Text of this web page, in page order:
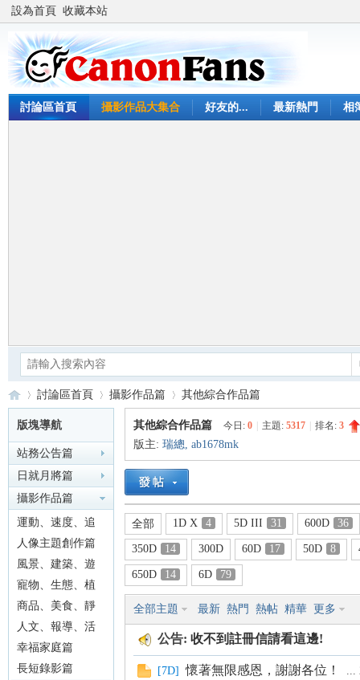
設為首頁 收藏本站
討論區首頁 攝影作品大集合 好友的... 最新熱門 相
Ca»
討論區首頁
›
攝影作品篇
›
其他綜合作品篇
版塊導航
站務公告篇
日就月將篇
攝影作品篇
運動、速度、追
焦篇
人像主題創作篇
風景、建築、遊
記篇
寵物、生態、植
物篇
商品、美食、靜
物篇
人文、報導、活
動篇
幸福家庭篇
長短錄影篇
其他綜合作品篇 今日: 0 主題: 5317 排名: 3
版主: 瑞總, ab1678mk
全部 1D X 4 5D III 31 600D 36
350D 14 300D 60D 17 50D 8
650D 14 6D 79
全部主題 最新 熱門 熱帖 精華 更多
公告: 收不到註冊信請看這邊!
[7D] 懷著無限感恩，謝謝各位！ ...